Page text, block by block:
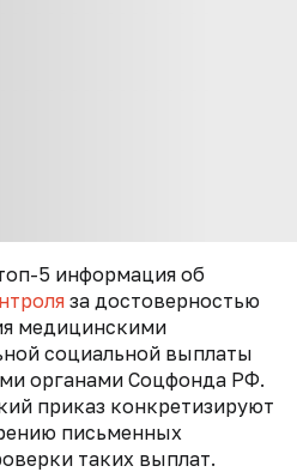
5 информация об
за достоверностью
медицинскими
социальной выплаты
органами Соцфонда РФ.
приказ конкретизируют
письменных
таких выплат.